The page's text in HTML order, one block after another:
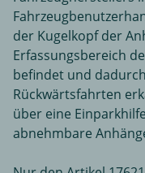
der Kugelkopf der
Erfassungsbereich
befindet und
Rückwärtsfahrten
über eine
abnehmbare